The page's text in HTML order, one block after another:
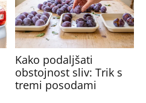
Kako podaljšati
obstojnost sliv: Trik s
tremi posodami